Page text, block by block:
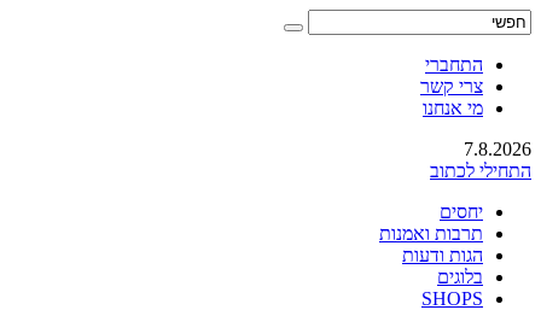
התחברי
צרי קשר
מי אנחנו
7.8.2026
התחילי לכתוב
יחסים
תרבות ואמנות
הגות ודעות
בלוגים
SHOPS